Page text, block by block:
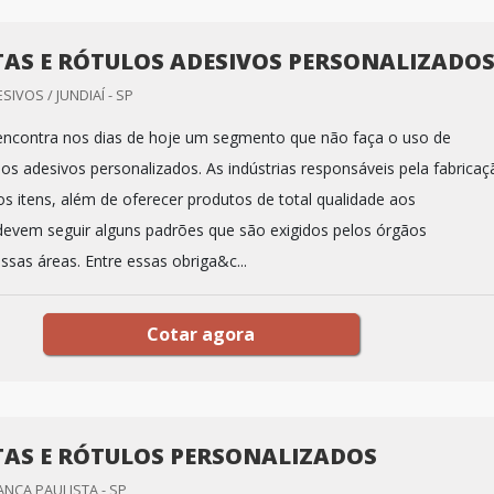
E RÓTULOS ADESIVOS PERSONALIZADOS
/ JUNDIAÍ - SP
nos dias de hoje um segmento que não faça o uso de
adesivos personalizados. As indústrias responsáveis pela
itens, além de oferecer produtos de total qualidade aos
seguir alguns padrões que são exigidos pelos órgãos
áreas. Entre essas obriga&c...
Cotar agora
E RÓTULOS PERSONALIZADOS
PAULISTA - SP